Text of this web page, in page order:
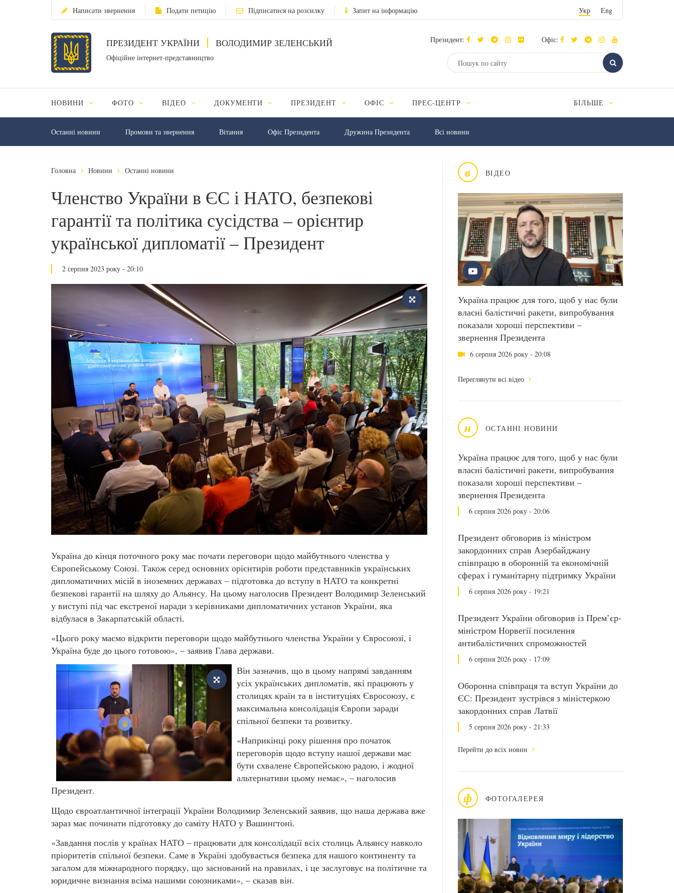
Написати звернення Подати петицію Підписатися на розсилку Запит на інформацію Укр Eng
ПРЕЗИДЕНТ УКРАЇНИ ВОЛОДИМИР ЗЕЛЕНСЬКИЙ
Офіційне інтернет-представництво
Президент: Офіс:
НОВИНИ ФОТО ВІДЕО ДОКУМЕНТИ ПРЕЗИДЕНТ ОФІС ПРЕС-ЦЕНТР БІЛЬШЕ
Останні новини Промови та звернення Вiтання Офіс Президента Дружина Президента Всі новини
в ВІДЕО
Україна працює для того, щоб у нас були
власні балістичні ракети, випробування
показали хороші перспективи –
звернення Президента
6 серпня 2026 року - 20:08
Переглянути всі відео
н ОСТАННІ НОВИНИ
Україна працює для того, щоб у нас були
власні балістичні ракети, випробування
показали хороші перспективи –
звернення Президента
6 серпня 2026 року - 20:06
Президент обговорив із міністром
закордонних справ Азербайджану
співпрацю в оборонній та економічній
сферах і гуманітарну підтримку України
6 серпня 2026 року - 19:21
Президент України обговорив із Прем’єр-
міністром Норвегії посилення
антибалістичних спроможностей
6 серпня 2026 року - 17:09
Оборонна співпраця та вступ України до
ЄС: Президент зустрівся з міністеркою
закордонних справ Латвії
5 серпня 2026 року - 21:33
Перейти до всіх новин
ф ФОТОГАЛЕРЕЯ
Головна Новини Останні новини
Членство України в ЄС і НАТО, безпекові
гарантії та політика сусідства – орієнтир
української дипломатії – Президент
2 серпня 2023 року - 20:10
Україна до кінця поточного року має почати переговори щодо майбутнього членства у
Європейському Союзі. Також серед основних орієнтирів роботи представників українських
дипломатичних місій в іноземних державах – підготовка до вступу в НАТО та конкретні
безпекові гарантії на шляху до Альянсу. На цьому наголосив Президент Володимир Зеленський
у виступі під час екстреної наради з керівниками дипломатичних установ України, яка
відбулася в Закарпатській області.
«Цього року маємо відкрити переговори щодо майбутнього членства України у Євросоюзі, і
Україна буде до цього готовою», – заявив Глава держави.
Він зазначив, що в цьому напрямі завданням
усіх українських дипломатів, які працюють у
столицях країн та в інституціях Євросоюзу, є
максимальна консолідація Європи заради
спільної безпеки та розвитку.
«Наприкінці року рішення про початок
переговорів щодо вступу нашої держави має
бути схвалене Європейською радою, і жодної
альтернативи цьому немає», – наголосив
Президент.
Щодо євроатлантичної інтеграції України Володимир Зеленський заявив, що наша держава вже
зараз має починати підготовку до саміту НАТО у Вашингтоні.
«Завдання послів у країнах НАТО – працювати для консолідації всіх столиць Альянсу навколо
пріоритетів спільної безпеки. Саме в Україні здобувається безпека для нашого континенту та
загалом для міжнародного порядку, що заснований на правилах, і це заслуговує на політичне та
юридичне визнання всіма нашими союзниками», – сказав він.